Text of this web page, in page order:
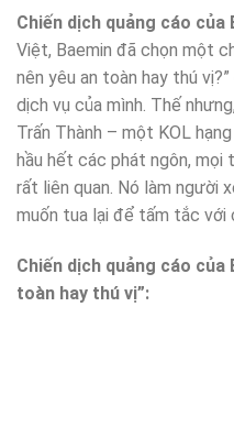
Chiến dịch quảng cáo của
Việt, Baemin đã chọn một
nên yêu an toàn hay thú
dịch vụ của mình. Thế
Trấn Thành – một KOL
hầu hết các phát ngôn,
rất liên quan. Nó làm người
muốn tua lại để tấm tắc
Chiến dịch quảng cáo của
toàn hay thú vị”: